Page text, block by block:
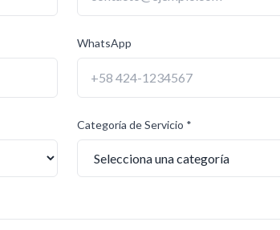
WhatsApp
Categoría de Servicio *